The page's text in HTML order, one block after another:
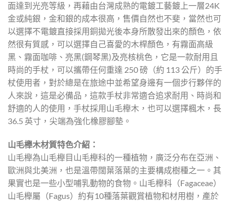
面達到光亮等級，再藉由台灣成熟的電鍍工藝鍍上一層24K
金或純銀，金和銀的成本很高，售價自然也不斐，當然也可
以選擇不電鍍直接採用銅拋光後本身所散發出來的顏色，依
然很有質感，可以選擇自己喜愛的木桿顏色，有霧面高級
黑、霧面咖啡、亮黑(鋼琴黑)及亮核桃色，它是一款耐用且
時尚的手杖，可以攜帶任何重達 250 磅（約 113 公斤）的手
杖使用者，對於總是在旅途中並希望身邊有一個步行夥伴的
人來說，這是必備品，這款手杖非常適合追求耐用、時尚和
舒適的人的使用，手杖採用山毛櫸木，也可以選擇楓木，長
36.5 英寸，尖端為強化橡膠腳墊。
山毛櫸木材質特色介紹：
山毛櫸為山毛櫸目山毛櫸科的一種植物，廣泛分布在亞洲、
歐洲與北美洲，也是溫帶闊葉落葉的主要構成樹種之一。其
果實也是一些小型哺乳動物的食物。山毛櫸科（Fagaceae）
山毛櫸屬（Fagus）約有10種落葉觀賞植物和材用樹，產於